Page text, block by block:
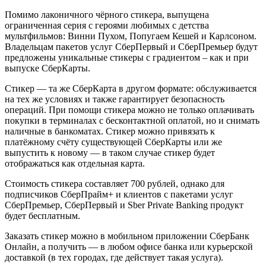
Помимо лаконичного чёрного стикера, выпущена
ограниченная серия с героями любимых с детства
мультфильмов: Винни Пухом, Попугаем Кешей и Карлсоном.
Владельцам пакетов услуг СберПервый и СберПремьер будут
предложены уникальные стикеры с градиентом – как и при
выпуске СберКарты.
Стикер — та же СберКарта в другом формате: обслуживается
на тех же условиях и также гарантирует безопасность
операций. При помощи стикера можно не только оплачивать
покупки в терминалах с бесконтактной оплатой, но и снимать
наличные в банкоматах. Стикер можно привязать к
платёжному счёту существующей СберКарты или же
выпустить к новому — в таком случае стикер будет
отображаться как отдельная карта.
Стоимость стикера составляет 700 рублей, однако для
подписчиков СберПрайм+ и клиентов с пакетами услуг
СберПремьер, СберПервый и Sber Private Banking продукт
будет бесплатным.
Заказать стикер можно в мобильном приложении СберБанк
Онлайн, а получить — в любом офисе банка или курьерской
доставкой (в тех городах, где действует такая услуга).